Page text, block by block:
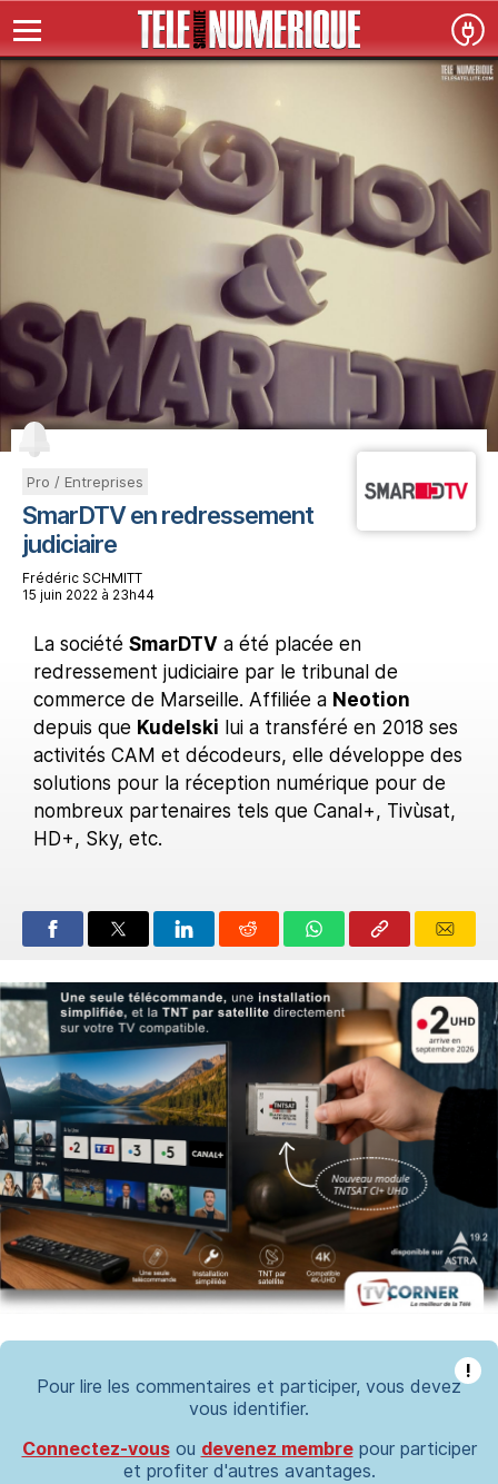
Pro / Entreprises
SmarDTV en redressement
judiciaire
Frédéric SCHMITT
15 juin 2022 à 23h44
La société SmarDTV a été placée en
redressement judiciaire par le tribunal de
commerce de Marseille. Affiliée a Neotion
depuis que Kudelski lui a transféré en 2018 ses
activités CAM et décodeurs, elle développe des
solutions pour la réception numérique pour de
nombreux partenaires tels que Canal+, Tivùsat,
HD+, Sky, etc.
!
Pour lire les commentaires et participer, vous devez
vous identifier.
Connectez-vousou devenez membrepour participer
et profiter d'autres avantages.